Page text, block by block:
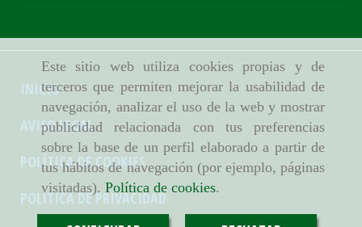
Este sitio web utiliza cookies propias y de
terceros que permiten mejorar la usabilidad de
navegación, analizar el uso de la web y mostrar
publicidad relacionada con tus preferencias
sobre la base de un perfil elaborado a partir de
tus hábitos de navegación (por ejemplo, páginas
visitadas). Política de cookies.
INICIO
AVISO LEGAL
POLÍTICA DE COOKIES
POLÍTICA DE PRIVACIDAD